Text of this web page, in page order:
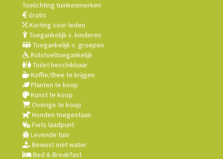
Toelichting tuinkenmerken
Gratis
Korting voor leden
Toegankelijk v. kinderen
Toegankelijk v. groepen
Rolstoeltoegankelijk
Toilet beschikbaar
Koffie/thee te krijgen
Planten te koop
Kunst te koop
Overige te koop
Honden toegestaan
Fiets laadpunt
Levende tuin
Bewust met water
Bed & Breakfast